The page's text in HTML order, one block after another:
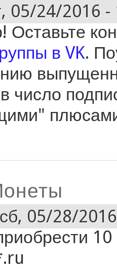
05/24/2016 -
Оставьте
в VK.
число
сб, 05/28/